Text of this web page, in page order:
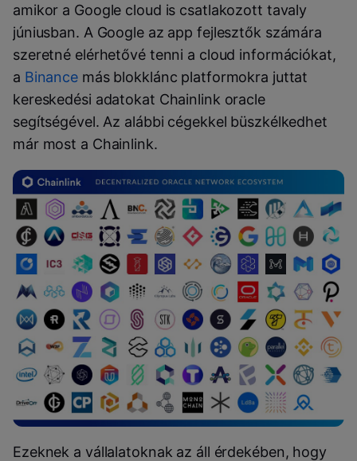
amikor a Google cloud is csatlakozott tavaly
júniusban. A Google az app fejlesztők számára
szeretné elérhetővé tenni a cloud információkat,
a Binance más blokklánc platformokra juttat
kereskedési adatokat Chainlink oracle
segítségével. Az alábbi cégekkel büszkélkedhet
már most a Chainlink.
Ezeknek a vállalatoknak az áll érdekében, hogy